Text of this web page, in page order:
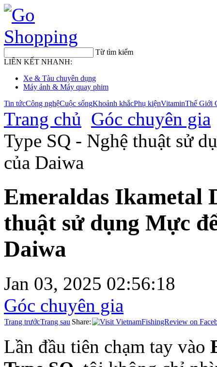
Từ tìm kiếm
LIÊN KẾT NHANH:
Xe & Tàu chuyên dụng
Máy ảnh & Máy quay phim
Tin tứcCông nghệCuộc sốngKhoảnh khắcPhụ kiệnVitaminThế Giới
Trang chủ Góc chuyên gia
Type SQ - Nghệ thuật sử
của Daiwa
Emeraldas Ikametal
thuật sử dụng Mực
Daiwa
Jan 03, 2025 02:56:18
Góc chuyên gia
Trang trướcTrang sau Share:
Lần đầu tiên chạm tay vào